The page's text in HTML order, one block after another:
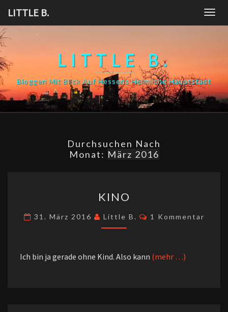
content
LITTLE B.
LITTLE B.
Bloggen Mit Blick Auf Hessens Heimliche Hauptstadt
Durchsuchen Nach
Monat: März 2016
KINO
31. März 2016 Little B. Kommentare
1 Kommentar
Ich bin ja gerade ohne Kind. Also kann (mehr …)